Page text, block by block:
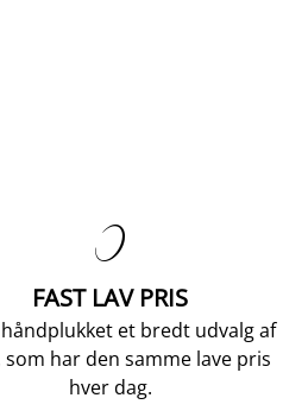

FAST LAV PRIS
et bredt udvalg af
som har den samme lave pris
hver dag.